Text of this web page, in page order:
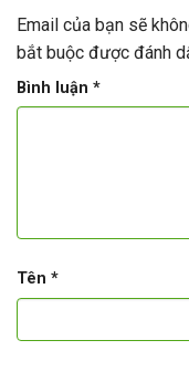
Email của bạn sẽ
bắt buộc được đánh
Bình luận *
Tên *